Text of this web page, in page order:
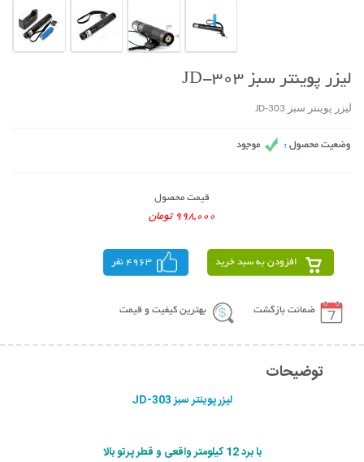
لیزر پوینتر سبز JD-303
لیزر پوینتر سبز JD-303
قیمت محصول
998,000 تومان
افزودن به سبد خرید 4963 نفر
ضمانت بازگشت بهترین کیفیت و قیمت
توضیحات
لیزر پوینتر سبز JD-303
با برد 12 کیلومتر واقعی و قطر پرتو بالا